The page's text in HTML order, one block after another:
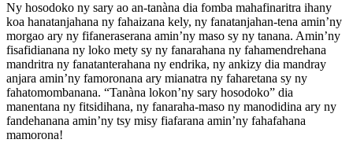
Ny hosodoko ny sary ao an-tanàna dia fomba mahafinaritra ihany
koa hanatanjahana ny fahaizana kely, ny fanatanjahan-tena amin’ny
morgao ary ny fifaneraserana amin’ny maso sy ny tanana. Amin’ny
fisafidianana ny loko mety sy ny fanarahana ny fahamendrehana
mandritra ny fanatanterahana ny endrika, ny ankizy dia mandray
anjara amin’ny famoronana ary mianatra ny faharetana sy ny
fahatomombanana. “Tanàna lokon’ny sary hosodoko” dia
manentana ny fitsidihana, ny fanaraha-maso ny manodidina ary ny
fandehanana amin’ny tsy misy fiafarana amin’ny fahafahana
mamorona!